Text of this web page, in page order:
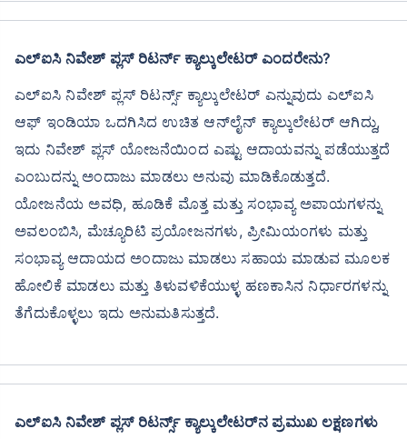
ಎಲ್ಐಸಿ ನಿವೇಶ್ ಪ್ಲಸ್ ರಿಟರ್ನ್ ಕ್ಯಾಲ್ಕುಲೇಟರ್ ಎಂದರೇನು?
ಎಲ್‌ಐಸಿ ನಿವೇಶ್ ಪ್ಲಸ್ ರಿಟರ್ನ್ಸ್ ಕ್ಯಾಲ್ಕುಲೇಟರ್ ಎನ್ನುವುದು ಎಲ್‌ಐಸಿ
ಆಫ್ ಇಂಡಿಯಾ ಒದಗಿಸಿದ ಉಚಿತ ಆನ್‌ಲೈನ್ ಕ್ಯಾಲ್ಕುಲೇಟರ್ ಆಗಿದ್ದು,
ಇದು ನಿವೇಶ್ ಪ್ಲಸ್ ಯೋಜನೆಯಿಂದ ಎಷ್ಟು ಆದಾಯವನ್ನು ಪಡೆಯುತ್ತದೆ
ಎಂಬುದನ್ನು ಅಂದಾಜು ಮಾಡಲು ಅನುವು ಮಾಡಿಕೊಡುತ್ತದೆ.
ಯೋಜನೆಯ ಅವಧಿ, ಹೂಡಿಕೆ ಮೊತ್ತ ಮತ್ತು ಸಂಭಾವ್ಯ ಅಪಾಯಗಳನ್ನು
ಅವಲಂಬಿಸಿ, ಮೆಚ್ಯೂರಿಟಿ ಪ್ರಯೋಜನಗಳು, ಪ್ರೀಮಿಯಂಗಳು ಮತ್ತು
ಸಂಭಾವ್ಯ ಆದಾಯದ ಅಂದಾಜು ಮಾಡಲು ಸಹಾಯ ಮಾಡುವ ಮೂಲಕ
ಹೋಲಿಕೆ ಮಾಡಲು ಮತ್ತು ತಿಳುವಳಿಕೆಯುಳ್ಳ ಹಣಕಾಸಿನ ನಿರ್ಧಾರಗಳನ್ನು
ತೆಗೆದುಕೊಳ್ಳಲು ಇದು ಅನುಮತಿಸುತ್ತದೆ.
ಎಲ್ಐಸಿ ನಿವೇಶ್ ಪ್ಲಸ್ ರಿಟರ್ನ್ಸ್ ಕ್ಯಾಲ್ಕುಲೇಟರ್‌ನ ಪ್ರಮುಖ ಲಕ್ಷಣಗಳು